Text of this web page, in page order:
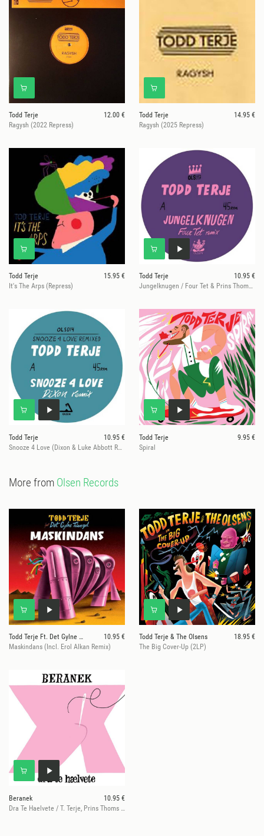
Todd Terje
12.00 €
Ragysh (2022 Repress)
Todd Terje
14.95 €
Ragysh (2025 Repress)
Todd Terje
15.95 €
It's The Arps (Repress)
Todd Terje
10.95 €
Jungelknugen / Four Tet & Prins Thomas Re
Todd Terje
10.95 €
Snooze 4 Love (Dixon & Luke Abbott Rmxs)
Todd Terje
9.95 €
Spiral
More from Olsen Records
Todd Terje Ft. Det Gylne Triangel
10.95 €
Maskindans (Incl. Erol Alkan Remix)
Todd Terje & The Olsens
18.95 €
The Big Cover-Up (2LP)
Beranek
10.95 €
Dra Te Haelvete / T. Terje, Prins Thoms Rmx